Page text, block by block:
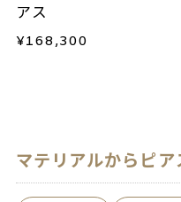
アス
¥168,300
マテリアルからピア